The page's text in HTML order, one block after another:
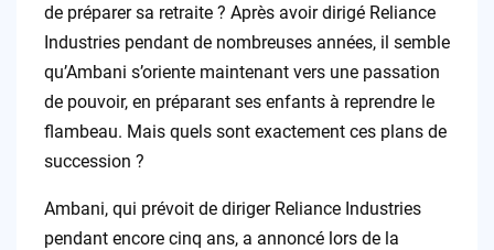
de préparer sa retraite ? Après avoir dirigé Reliance
Industries pendant de nombreuses années, il semble
qu’Ambani s’oriente maintenant vers une passation
de pouvoir, en préparant ses enfants à reprendre le
flambeau. Mais quels sont exactement ces plans de
succession ?
Ambani, qui prévoit de diriger Reliance Industries
pendant encore cinq ans, a annoncé lors de la